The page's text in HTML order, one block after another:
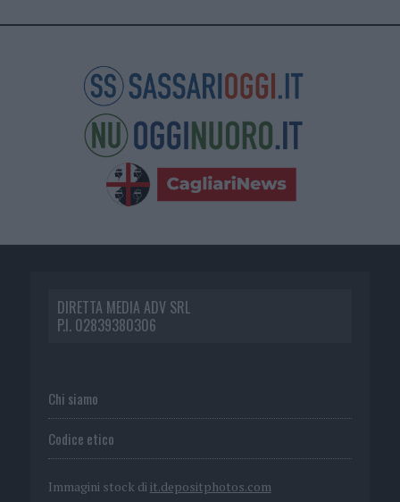
DIRETTA MEDIA ADV SRL
P.I. 02839380306
Chi siamo
Codice etico
Immagini stock di it.depositphotos.com